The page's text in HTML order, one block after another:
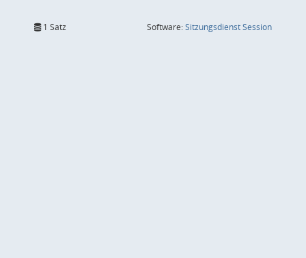
1 Satz Software:SitzungsdienstSession(Wird in